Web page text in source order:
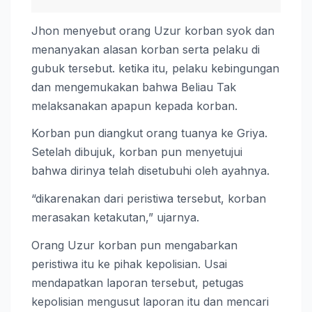
Jhon menyebut orang Uzur korban syok dan
menanyakan alasan korban serta pelaku di
gubuk tersebut. ketika itu, pelaku kebingungan
dan mengemukakan bahwa Beliau Tak
melaksanakan apapun kepada korban.
Korban pun diangkut orang tuanya ke Griya.
Setelah dibujuk, korban pun menyetujui
bahwa dirinya telah disetubuhi oleh ayahnya.
“dikarenakan dari peristiwa tersebut, korban
merasakan ketakutan,” ujarnya.
Orang Uzur korban pun mengabarkan
peristiwa itu ke pihak kepolisian. Usai
mendapatkan laporan tersebut, petugas
kepolisian mengusut laporan itu dan mencari